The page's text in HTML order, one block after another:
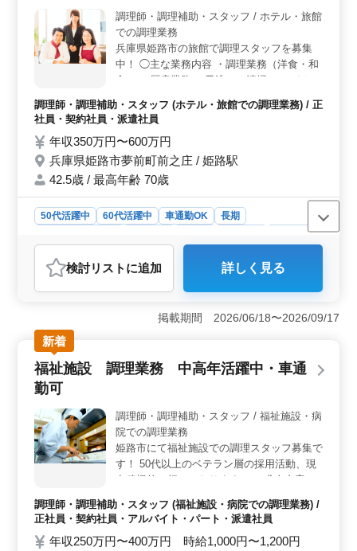
り、調理経験が1年以上ある方にはスムーズに業務に取り
組める環境が整っています。特に、子ども園での給食調
理という役割は、社会貢献を実感できる場でもあり、や
りがいがあります。 ＜通勤の利便性と快適な職場
＞ マイカー通勤が可能で、毎日の通勤がストレスなく
め、交通費の負担が軽減されます。駅からもアクセス可
能なため、交通手段に柔軟性があります。
調理師・調理補助・スタッフ / ホテル・旅館
での調理業務
兵庫県姫路市の旅館で調理スタッフを募集
中！ ◯主な業務内容 ・調理業務（洋食・和
食） ・厨房業務 ・皿洗い、清掃 ＊マイカー
テラン層の採用活動、現在積極的に行ってお
ります。 今までの経験を活かして、厨房で
活躍してみませんか？
調理師・調理補助・スタッフ (ホテル・旅館での調理業務) / 正
社員・契約社員・派遣社員
年収350万円〜600万円
兵庫県姫路市夢前町前之庄 / 姫路駅
42.5歳 / 最高年齢 70歳
50代活躍中 60代活躍中 車通勤OK
長期
派遣社員
おすすめポイント
＜経験を活かせるベテラン向け求人＞ この求人では、
50代・60代のベテラン調理スタッフを積極的に募集して
おり、長年の経験を活かして活躍できる環境です。調理
経験が1年以上あれば応募可能で、和食・洋食どちらのス
キルも求められているため、幅広い経験者にとって魅力
的な職場です。 ＜残業少なめでプライベートも充実
＞ この職場では残業が少なく、月に10時間程度の時間
りやすいです。休みはシフト制で月に8日間、しっかりと
休めるのも安心です。 ＜車通勤可能で通勤に便利な
立地＞ 車通勤が可能で、交通手段に困ることなく通勤
ができます。通勤手当も実費で支給されるため、経済的
な負担も少なく、快適に働ける環境です。
検討リスト に追加 詳しく見る
掲載期間 2026/06/18〜2026/09/17
新着
福祉施設 調理業務 中高年活躍中・車通
勤可
調理師・調理補助・スタッフ / 福祉施設・病
院での調理業務
姫路市にて福祉施設での調理スタッフ募集で
す！ 50代以上のベテラン層の採用活動、現
在積極的に行っております。 ＊求人内容＊
厨房業務 ・店内清掃 ・調理補助 備考 ・週
休2日制 ・社会保険完備 ・勤務時間応相談
・50代、60代の採用実績あり 今まで培って
調理師・調理補助・スタッフ (福祉施設・病院での調理業務) /
正社員・契約社員・アルバイト・パート・派遣社員
年収250万円〜400万円 時給1,000円〜1,200円